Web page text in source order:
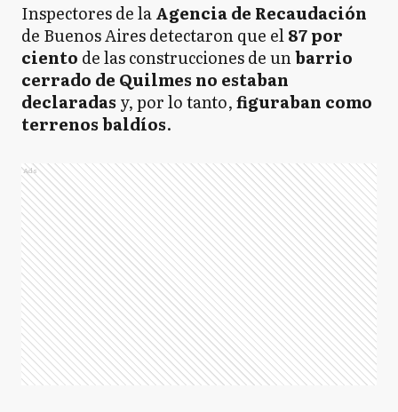
Inspectores de laAgencia de Recaudación
de Buenos Aires detectaron que el87 por
ciento de las construcciones de unbarrio
cerrado de Quilmes no estaban
declaradas y, por lo tanto,figuraban como
terrenos baldíos.
Ads